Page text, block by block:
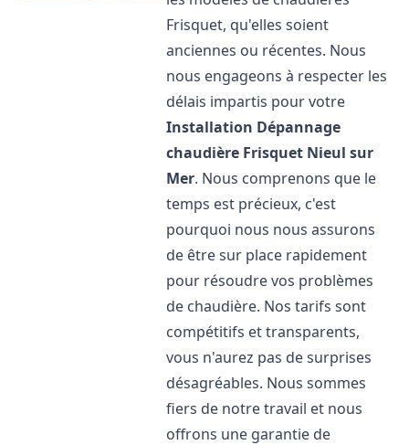
Frisquet, qu'elles soient
anciennes ou récentes. Nous
nous engageons à respecter les
délais impartis pour votre
Installation Dépannage
chaudière Frisquet Nieul sur
Mer. Nous comprenons que le
temps est précieux, c'est
pourquoi nous nous assurons
de être sur place rapidement
pour résoudre vos problèmes
de chaudière. Nos tarifs sont
compétitifs et transparents,
vous n'aurez pas de surprises
désagréables. Nous sommes
fiers de notre travail et nous
offrons une garantie de